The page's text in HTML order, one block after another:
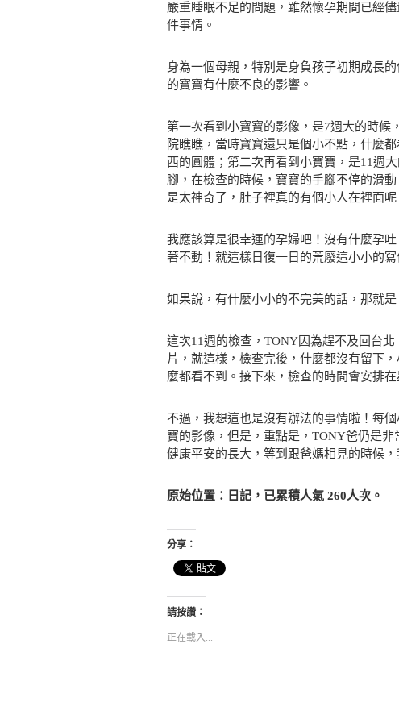
嚴重睡眠不足的問題，雖然懷孕期間已經
件事情。
身為一個母親，特別是身負孩子初期成長
的寶寶有什麼不良的影響。
第一次看到小寶寶的影像，是7週大的時候
院瞧瞧，當時寶寶還只是個小不點，什麼
西的圓體；第二次再看到小寶寶，是11週
腳，在檢查的時候，寶寶的手腳不停的滑
是太神奇了，肚子裡真的有個小人在裡面呢
我應該算是很幸運的孕婦吧！沒有什麼孕
著不動！就這樣日復一日的荒廢這小小的寫
如果說，有什麼小小的不完美的話，那就
這次11週的檢查，TONY因為趕不及回台
片，就這樣，檢查完後，什麼都沒有留下
麼都看不到。接下來，檢查的時間會安排
不過，我想這也是沒有辦法的事情啦！每
寶的影像，但是，重點是，TONY爸仍是
健康平安的長大，等到跟爸媽相見的時候
原始位置：日記，已累積人氣 260人次。
分享：
請按讚：
正在載入...